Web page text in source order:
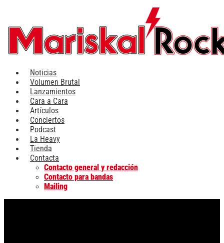
contenido
Noticias
Volumen Brutal
Lanzamientos
Cara a Cara
Artículos
Conciertos
Podcast
La Heavy
Tienda
Contacta
Contacto general y redacción
Contacto para bandas
Mailing